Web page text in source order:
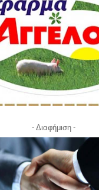
- Διαφήμιση -